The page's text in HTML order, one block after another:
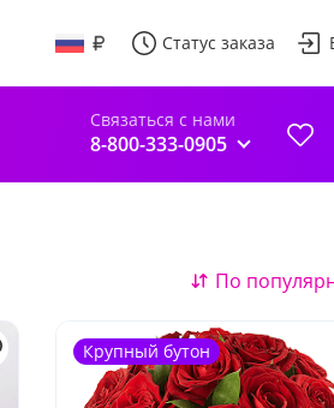
Статус заказа
Связаться с нами
8-800-333-0905
По
Крупный бутон